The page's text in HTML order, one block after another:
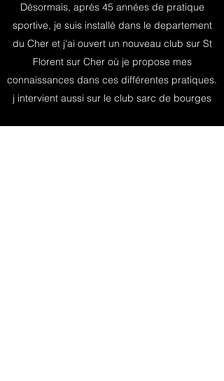
Désormais, après 45 années de pratique
sportive, je suis installé dans le departement
du Cher et j'ai ouvert un nouveau club sur St
Florent sur Cher où je propose mes
connaissances dans ces différentes pratiques.
j intervient aussi sur le club sarc de bourges